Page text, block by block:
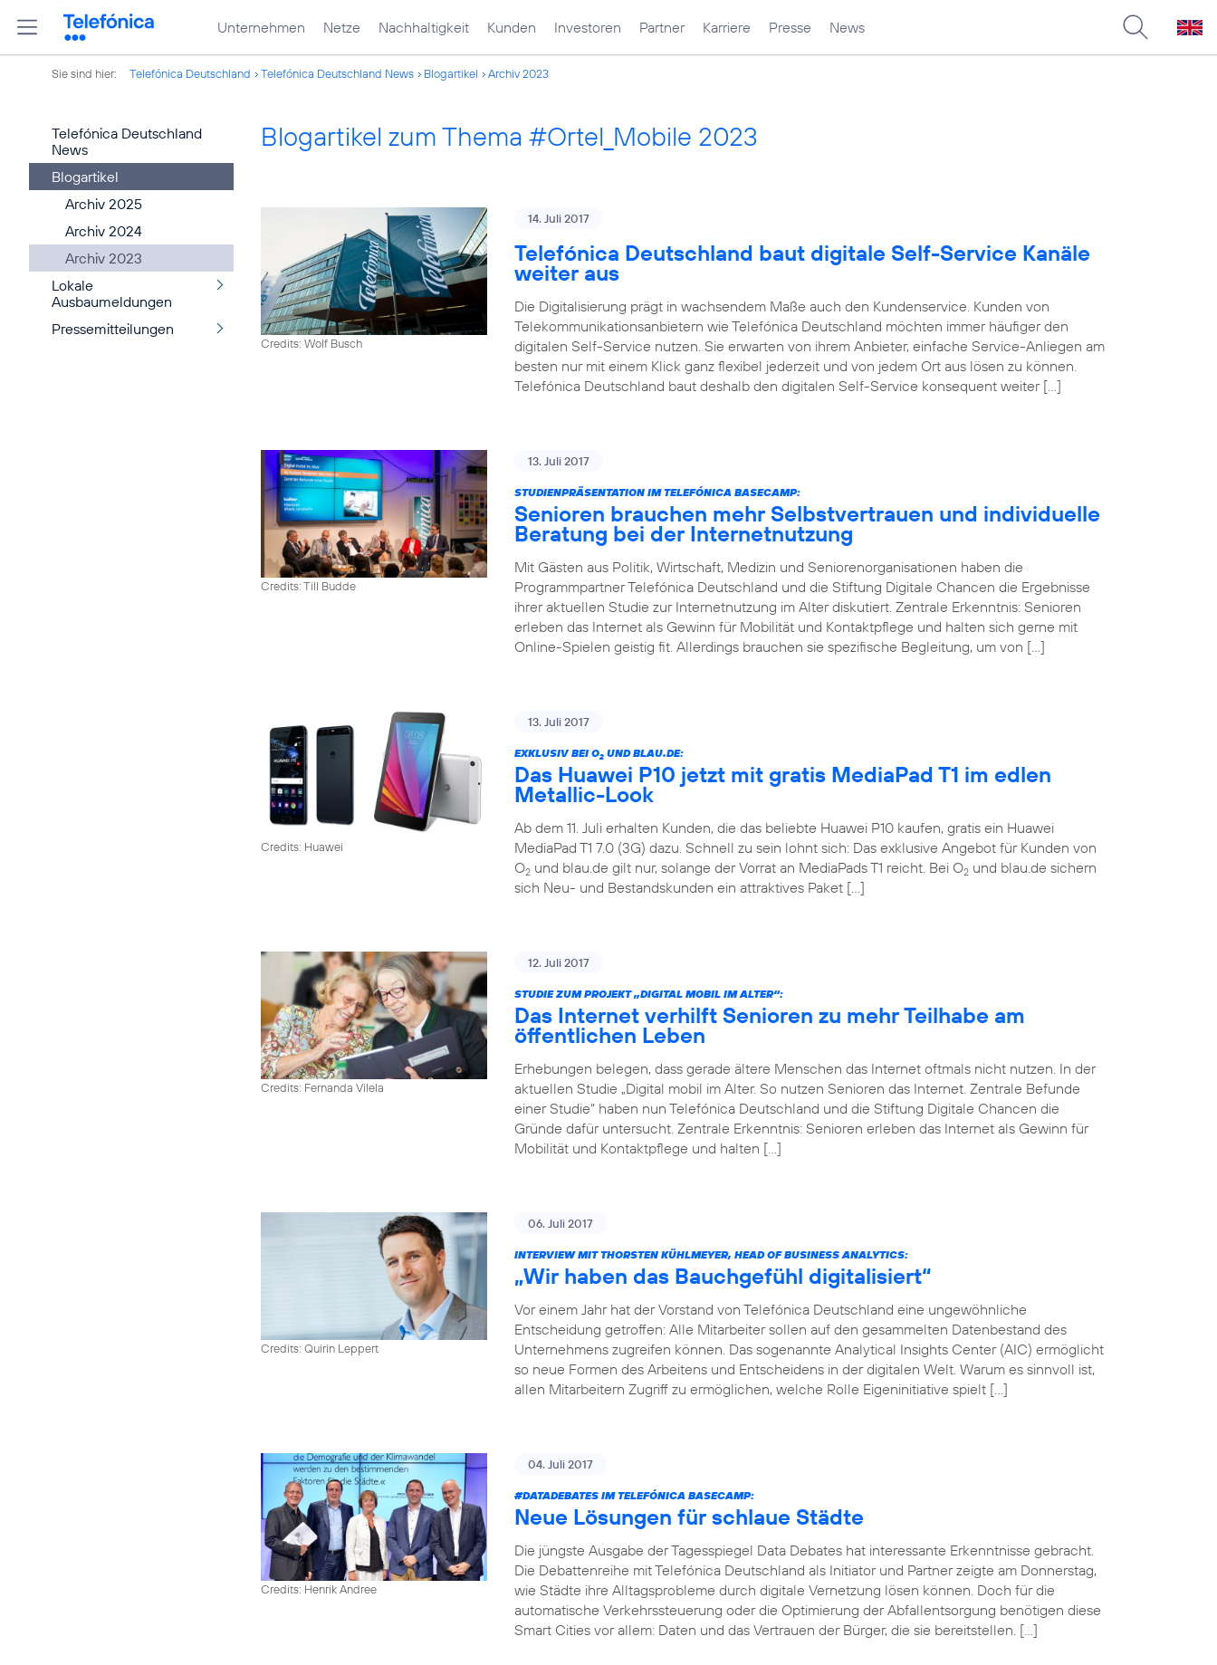
Unternehmen Netze Nachhaltigkeit Kunden Investoren Partner Karriere Presse News
Sie sind hier: Telefónica Deutschland Telefónica Deutschland News Blogartikel Archiv 2023
Telefónica Deutschland
News
Blogartikel
Archiv 2025
Archiv 2024
Archiv 2023
Lokale
Ausbaumeldungen
Pressemitteilungen
Blogartikel zum Thema #Ortel_Mobile 2023
Credits: Wolf Busch
14. Juli 2017
Telefónica Deutschland baut digitale Self-Service Kanäle
weiter aus
Die Digitalisierung prägt in wachsendem Maße auch den Kundenservice. Kunden von
Telekommunikationsanbietern wie Telefónica Deutschland möchten immer häufiger den
digitalen Self-Service nutzen. Sie erwarten von ihrem Anbieter, einfache Service-Anliegen am
besten nur mit einem Klick ganz flexibel jederzeit und von jedem Ort aus lösen zu können.
Telefónica Deutschland baut deshalb den digitalen Self-Service konsequent weiter […]
Credits: Till Budde
13. Juli 2017
STUDIENPRÄSENTATION IM TELEFÓNICA BASECAMP:
Senioren brauchen mehr Selbstvertrauen und individuelle
Beratung bei der Internetnutzung
Mit Gästen aus Politik, Wirtschaft, Medizin und Seniorenorganisationen haben die
Programmpartner Telefónica Deutschland und die Stiftung Digitale Chancen die Ergebnisse
ihrer aktuellen Studie zur Internetnutzung im Alter diskutiert. Zentrale Erkenntnis: Senioren
erleben das Internet als Gewinn für Mobilität und Kontaktpflege und halten sich gerne mit
Online-Spielen geistig fit. Allerdings brauchen sie spezifische Begleitung, um von […]
Credits: Huawei
13. Juli 2017
EXKLUSIV BEI O2 UND BLAU.DE:
Das Huawei P10 jetzt mit gratis MediaPad T1 im edlen
Metallic-Look
Ab dem 11. Juli erhalten Kunden, die das beliebte Huawei P10 kaufen, gratis ein Huawei
MediaPad T1 7.0 (3G) dazu. Schnell zu sein lohnt sich: Das exklusive Angebot für Kunden von
O2 und blau.de gilt nur, solange der Vorrat an MediaPads T1 reicht. Bei O2 und blau.de sichern
sich Neu- und Bestandskunden ein attraktives Paket […]
Credits: Fernanda Vilela
12. Juli 2017
STUDIE ZUM PROJEKT „DIGITAL MOBIL IM ALTER“:
Das Internet verhilft Senioren zu mehr Teilhabe am
öffentlichen Leben
Erhebungen belegen, dass gerade ältere Menschen das Internet oftmals nicht nutzen. In der
aktuellen Studie „Digital mobil im Alter. So nutzen Senioren das Internet. Zentrale Befunde
einer Studie“ haben nun Telefónica Deutschland und die Stiftung Digitale Chancen die
Gründe dafür untersucht. Zentrale Erkenntnis: Senioren erleben das Internet als Gewinn für
Mobilität und Kontaktpflege und halten […]
Credits: Quirin Leppert
06. Juli 2017
INTERVIEW MIT THORSTEN KÜHLMEYER, HEAD OF BUSINESS ANALYTICS:
„Wir haben das Bauchgefühl digitalisiert“
Vor einem Jahr hat der Vorstand von Telefónica Deutschland eine ungewöhnliche
Entscheidung getroffen: Alle Mitarbeiter sollen auf den gesammelten Datenbestand des
Unternehmens zugreifen können. Das sogenannte Analytical Insights Center (AIC) ermöglicht
so neue Formen des Arbeitens und Entscheidens in der digitalen Welt. Warum es sinnvoll ist,
allen Mitarbeitern Zugriff zu ermöglichen, welche Rolle Eigeninitiative spielt […]
Credits: Henrik Andree
04. Juli 2017
#DATADEBATES IM TELEFÓNICA BASECAMP:
Neue Lösungen für schlaue Städte
Die jüngste Ausgabe der Tagesspiegel Data Debates hat interessante Erkenntnisse gebracht.
Die Debattenreihe mit Telefónica Deutschland als Initiator und Partner zeigte am Donnerstag,
wie Städte ihre Alltagsprobleme durch digitale Vernetzung lösen können. Doch für die
automatische Verkehrssteuerung oder die Optimierung der Abfallentsorgung benötigen diese
Smart Cities vor allem: Daten und das Vertrauen der Bürger, die sie bereitstellen. […]